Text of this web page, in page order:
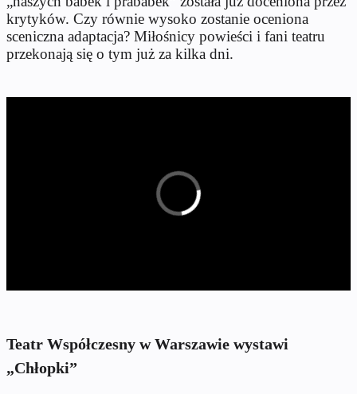
krytyków. Czy równie wysoko zostanie oceniona
sceniczna adaptacja? Miłośnicy powieści i fani teatru
przekonają się o tym już za kilka dni.
Teatr Współczesny w Warszawie wystawi
„Chłopki”